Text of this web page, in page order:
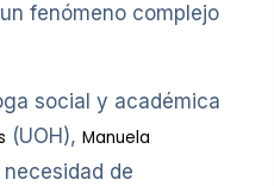
fenómeno complejo
social y académica
(UOH), Manuela
de